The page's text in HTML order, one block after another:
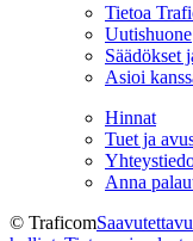
Tietoa
Uutishuone
Säädökset
Asioi
Hinnat
Tuet ja
Anna
© Traficom